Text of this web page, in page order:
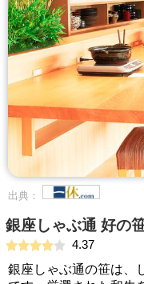
出典：
銀座しゃぶ通 好の
4.37
銀座しゃぶ通の笹は、